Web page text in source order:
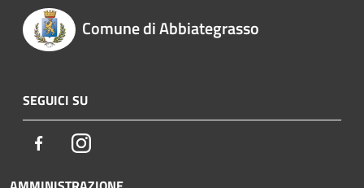
Comune di Abbiategrasso
SEGUICI SU
FacebookInstagram